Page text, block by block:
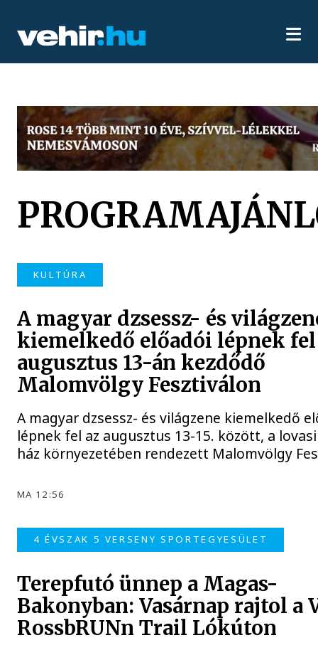
KULTÚRA
A magyar dzsessz- és
kiemelkedő előadói lépnek fel
augusztus 13-án kezdődő
Malomvölgy Fesztiválon
A magyar dzsessz- és világzene kiemelkedő
lépnek fel az augusztus 13-15. között, a
ház környezetében rendezett Malomvölgy
MA 12:56
4 ÉVSZAK 5 VERSENY SPORTEGYESÜLET
Terepfutó ünnep a Magas-
Bakonyban: Vasárnap rajtol a
RossbRUNn Trail Lókúton